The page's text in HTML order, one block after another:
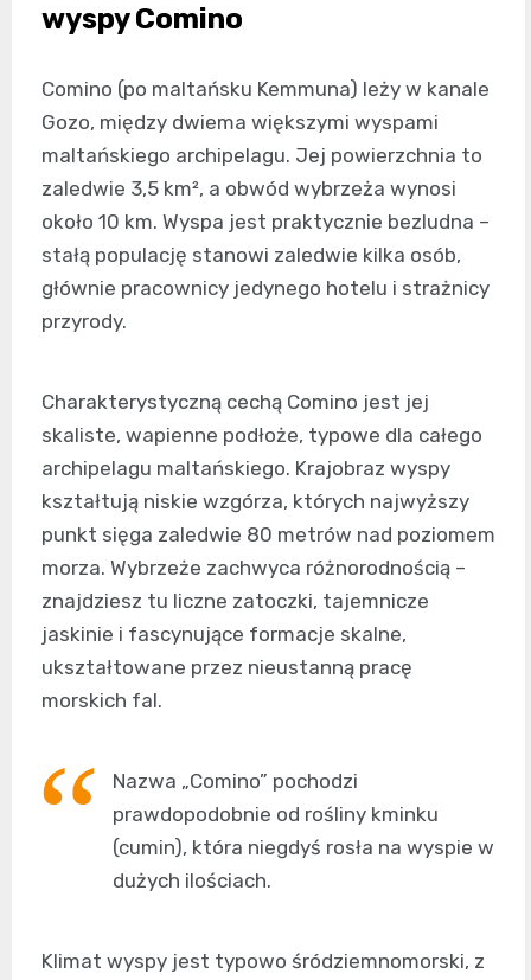
wyspy Comino
Comino (po maltańsku Kemmuna) leży w kanale
Gozo, między dwiema większymi wyspami
maltańskiego archipelagu. Jej powierzchnia to
zaledwie 3,5 km², a obwód wybrzeża wynosi
około 10 km. Wyspa jest praktycznie bezludna –
stałą populację stanowi zaledwie kilka osób,
głównie pracownicy jedynego hotelu i strażnicy
przyrody.
Charakterystyczną cechą Comino jest jej
skaliste, wapienne podłoże, typowe dla całego
archipelagu maltańskiego. Krajobraz wyspy
kształtują niskie wzgórza, których najwyższy
punkt sięga zaledwie 80 metrów nad poziomem
morza. Wybrzeże zachwyca różnorodnością –
znajdziesz tu liczne zatoczki, tajemnicze
jaskinie i fascynujące formacje skalne,
ukształtowane przez nieustanną pracę
morskich fal.
Nazwa „Comino” pochodzi
prawdopodobnie od rośliny kminku
(cumin), która niegdyś rosła na wyspie w
dużych ilościach.
Klimat wyspy jest typowo śródziemnomorski, z